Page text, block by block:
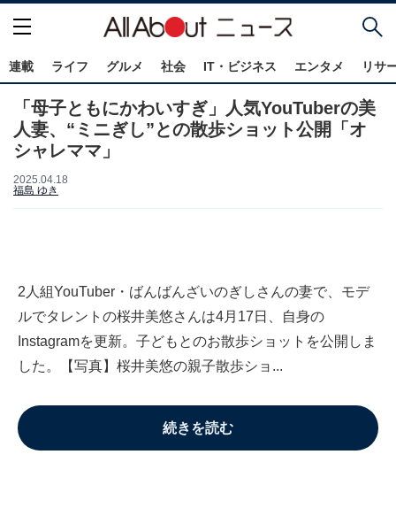
連載 ライフ グルメ 社会 IT・ビジネス エンタメ リサ
「母子ともにかわいすぎ」人気YouTuberの美
人妻、“ミニぎし”との散歩ショット公開「オ
シャレママ」
2025.04.18
福島 ゆき
2人組YouTuber・ばんばんざいのぎしさんの妻で、モデ
ルでタレントの桜井美悠さんは4月17日、自身の
Instagramを更新。子どもとのお散歩ショットを公開しま
した。【写真】桜井美悠の親子散歩ショ...
続きを読む